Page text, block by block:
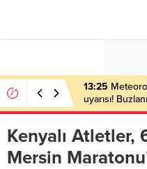
13:25
uyarısı!
Kenyalı Atletler,
Mersin